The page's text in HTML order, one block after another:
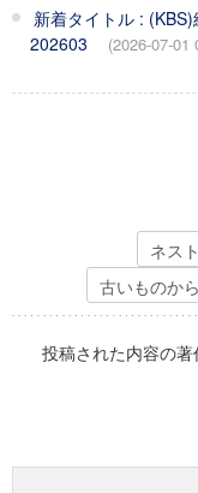
新着タイトル :
202603
(2026-07-01
投稿された内容の著